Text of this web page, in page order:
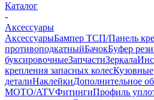
Каталог
-
Аксессуары
АксессуарыБампер ТСП/Панель
противоподкатныйБачокБуфер
буксировочныеЗапчастиЗеркала
крепления запасных колесКузовные
деталиНаклейкиДополнительное
MOTO/ATVФитингиПрофиль